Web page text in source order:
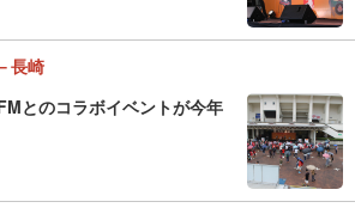
長崎
とのコラボイベントが今年